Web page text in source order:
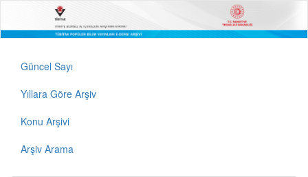
Güncel Sayı
Yıllara Göre Arşiv
Konu Arşivi
Arşiv Arama